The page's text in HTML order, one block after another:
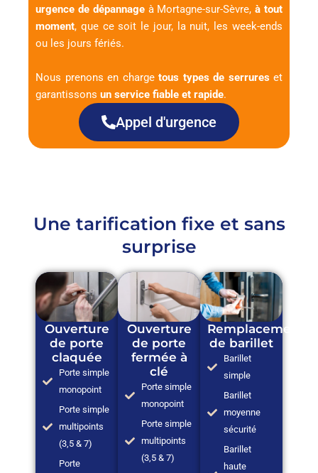
urgence de dépannageà Mortagne-sur-Sèvre,à tout
moment, que ce soit le jour, la nuit, les week-ends
ou les jours fériés.
Nous prenons en charge tous types de serrureset
garantissons un service fiable et rapide.
Appel d'urgence
Une tarification fixe et sans
surprise
Ouverture
de porte
claquée
Porte simple
monopoint
Porte simple
multipoints
(3,5 & 7)
Porte
Ouverture
de porte
fermée à
clé
Porte simple
monopoint
Porte simple
multipoints
(3,5 & 7)
Remplacement
de barillet
Barillet
simple
Barillet
moyenne
sécurité
Barillet
haute